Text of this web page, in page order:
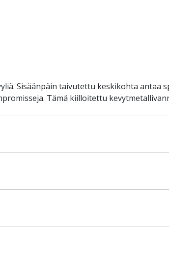
Sisäänpäin taivutettu keskikohta antaa
Tämä kiilloitettu